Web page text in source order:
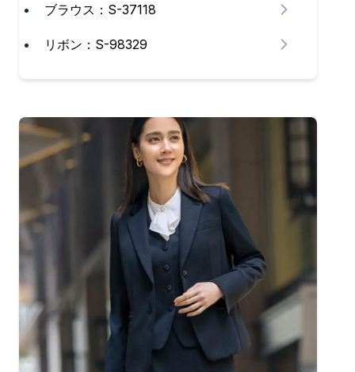
ブラウス：S-37118
リボン：S-98329